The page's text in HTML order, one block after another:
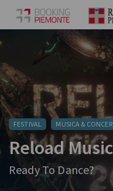
FESTIVAL MUSICA &
Reload
Ready To Dance?